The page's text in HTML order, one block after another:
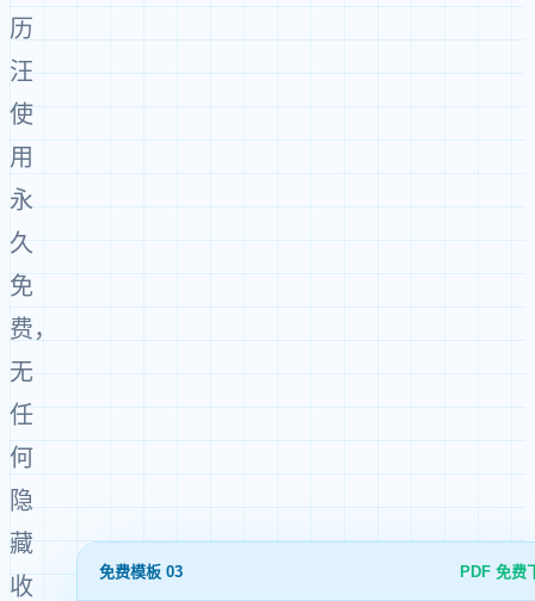
历
汪
使
用
永
久
免
费，
无
任
何
隐
藏
收
免费模板 03 PDF 免费